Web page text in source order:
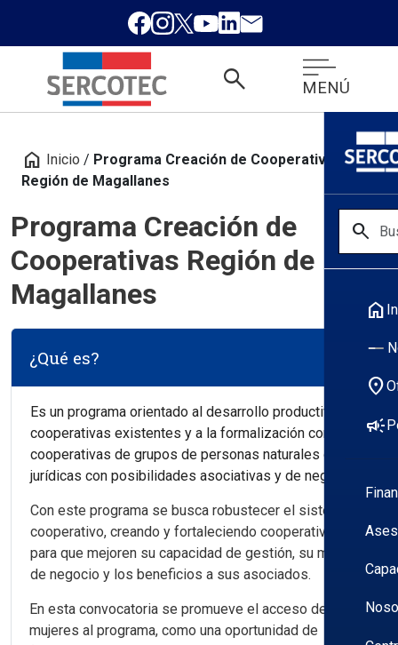
search MENÚ
search
home
location_on
campaign
home Inicio / Programa Creación de Cooperativas
Región de Magallanes
Programa Creación de
Cooperativas Región de
Magallanes
¿Qué es?
Es un programa orientado al desarrollo productivo de
cooperativas existentes y a la formalización como
cooperativas de grupos de personas naturales o
jurídicas con posibilidades asociativas y de negocio.
Con este programa se busca robustecer el sistema
cooperativo, creando y fortaleciendo cooperativas
para que mejoren su capacidad de gestión, su modelo
de negocio y los beneficios a sus asociados.
En esta convocatoria se promueve el acceso de las
mujeres al programa, como una oportunidad de